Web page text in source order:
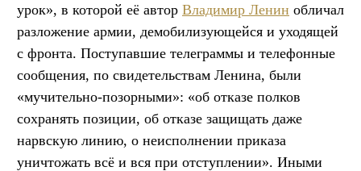
урок», в которой её автор Владимир Ленин обличал
разложение армии, демобилизующейся и уходящей
с фронта. Поступавшие телеграммы и телефонные
сообщения, по свидетельствам Ленина, были
«мучительно-позорными»: «об отказе полков
сохранять позиции, об отказе защищать даже
нарвскую линию, о неисполнении приказа
уничтожать всё и вся при отступлении». Иными